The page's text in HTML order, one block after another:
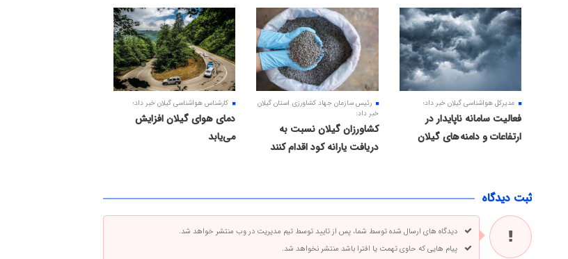
مدیرکل هواشناسی گیلان خبر داد؛
فعالیت سامانه ناپایدار در
ارتفاعات و دامنه های گیلان
رئیس سازمان جهاد کشاورزی استان گیلان
خبر داد:
کشاورزان گیلان نسبت به
دریافت یارانه کود اقدام کنند
کارشناس هواشناسی گیلان خبر داد؛
دمای هوای گیلان افزایش
می‌یابد
ثبت دیدگاه
دیدگاه های ارسال شده توسط شما، پس از تایید توسط تیم مدیریت در وب منتشر خواهد شد.
پیام هایی که حاوی تهمت یا افترا باشد منتشر نخواهد شد.